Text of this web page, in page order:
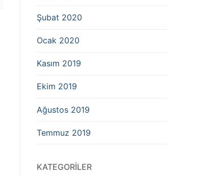
Şubat 2020
Ocak 2020
Kasım 2019
Ekim 2019
Ağustos 2019
Temmuz 2019
KATEGORILER